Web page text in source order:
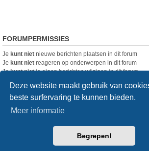
Deze website maakt gebruik van
beste surfervaring te kunnen bieden.
Meer informatie
Begrepen!
FORUMPERMISSIES
Je kunt niet nieuwe berichten plaatsen in dit forum
Je kunt niet reageren op onderwerpen in dit forum
Jekunt nietje eigen berichten wijzigen in dit forum
Forum
Copyright © Nikon Club Nederland 2023
® Forum Software © phpBB Limited
created by INVENTEA & v12mike